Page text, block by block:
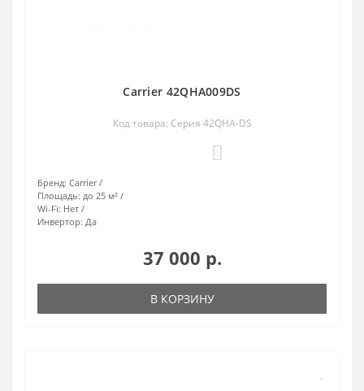
Carrier 42QHA009DS
Код товара: Серия 42QHA-DS
Бренд: Carrier
Площадь: до 25 м²
Wi-Fi: Нет
Инвертор: Да
37 000 р.
В КОРЗИНУ